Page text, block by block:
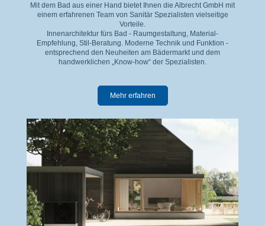
Mit dem Bad aus einer Hand bietet Ihnen die Albrecht GmbH mit
einem erfahrenen Team von Sanitär Spezialisten vielseitige
Vorteile.
Innenarchitektur fürs Bad - Raumgestaltung, Material-
Empfehlung, Stil-Beratung. Moderne Technik und Funktion -
entsprechend den Neuheiten am Bädermarkt und dem
handwerklichen „Know-how“ der Spezialisten.
Mehr erfahren